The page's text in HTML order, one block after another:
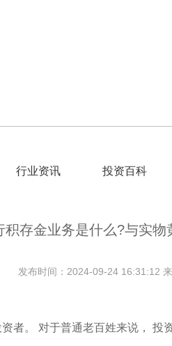
行业资讯 投资百科
积存金业务是什么?与实物
发布时间：2024-09-24 16:31:12
者。 对于普通老百姓来说，